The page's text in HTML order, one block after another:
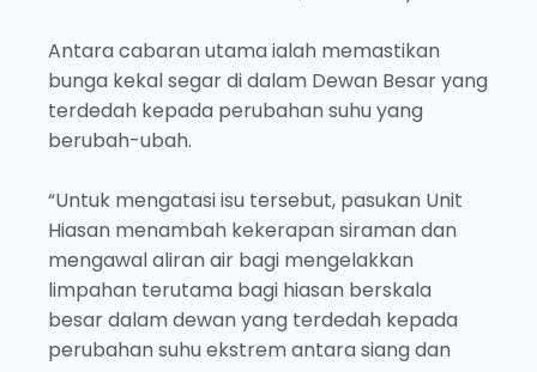
Antara cabaran utama ialah memastikan
bunga kekal segar di dalam Dewan Besar yang
terdedah kepada perubahan suhu yang
berubah-ubah.
“Untuk mengatasi isu tersebut, pasukan Unit
Hiasan menambah kekerapan siraman dan
mengawal aliran air bagi mengelakkan
limpahan terutama bagi hiasan berskala
besar dalam dewan yang terdedah kepada
perubahan suhu ekstrem antara siang dan